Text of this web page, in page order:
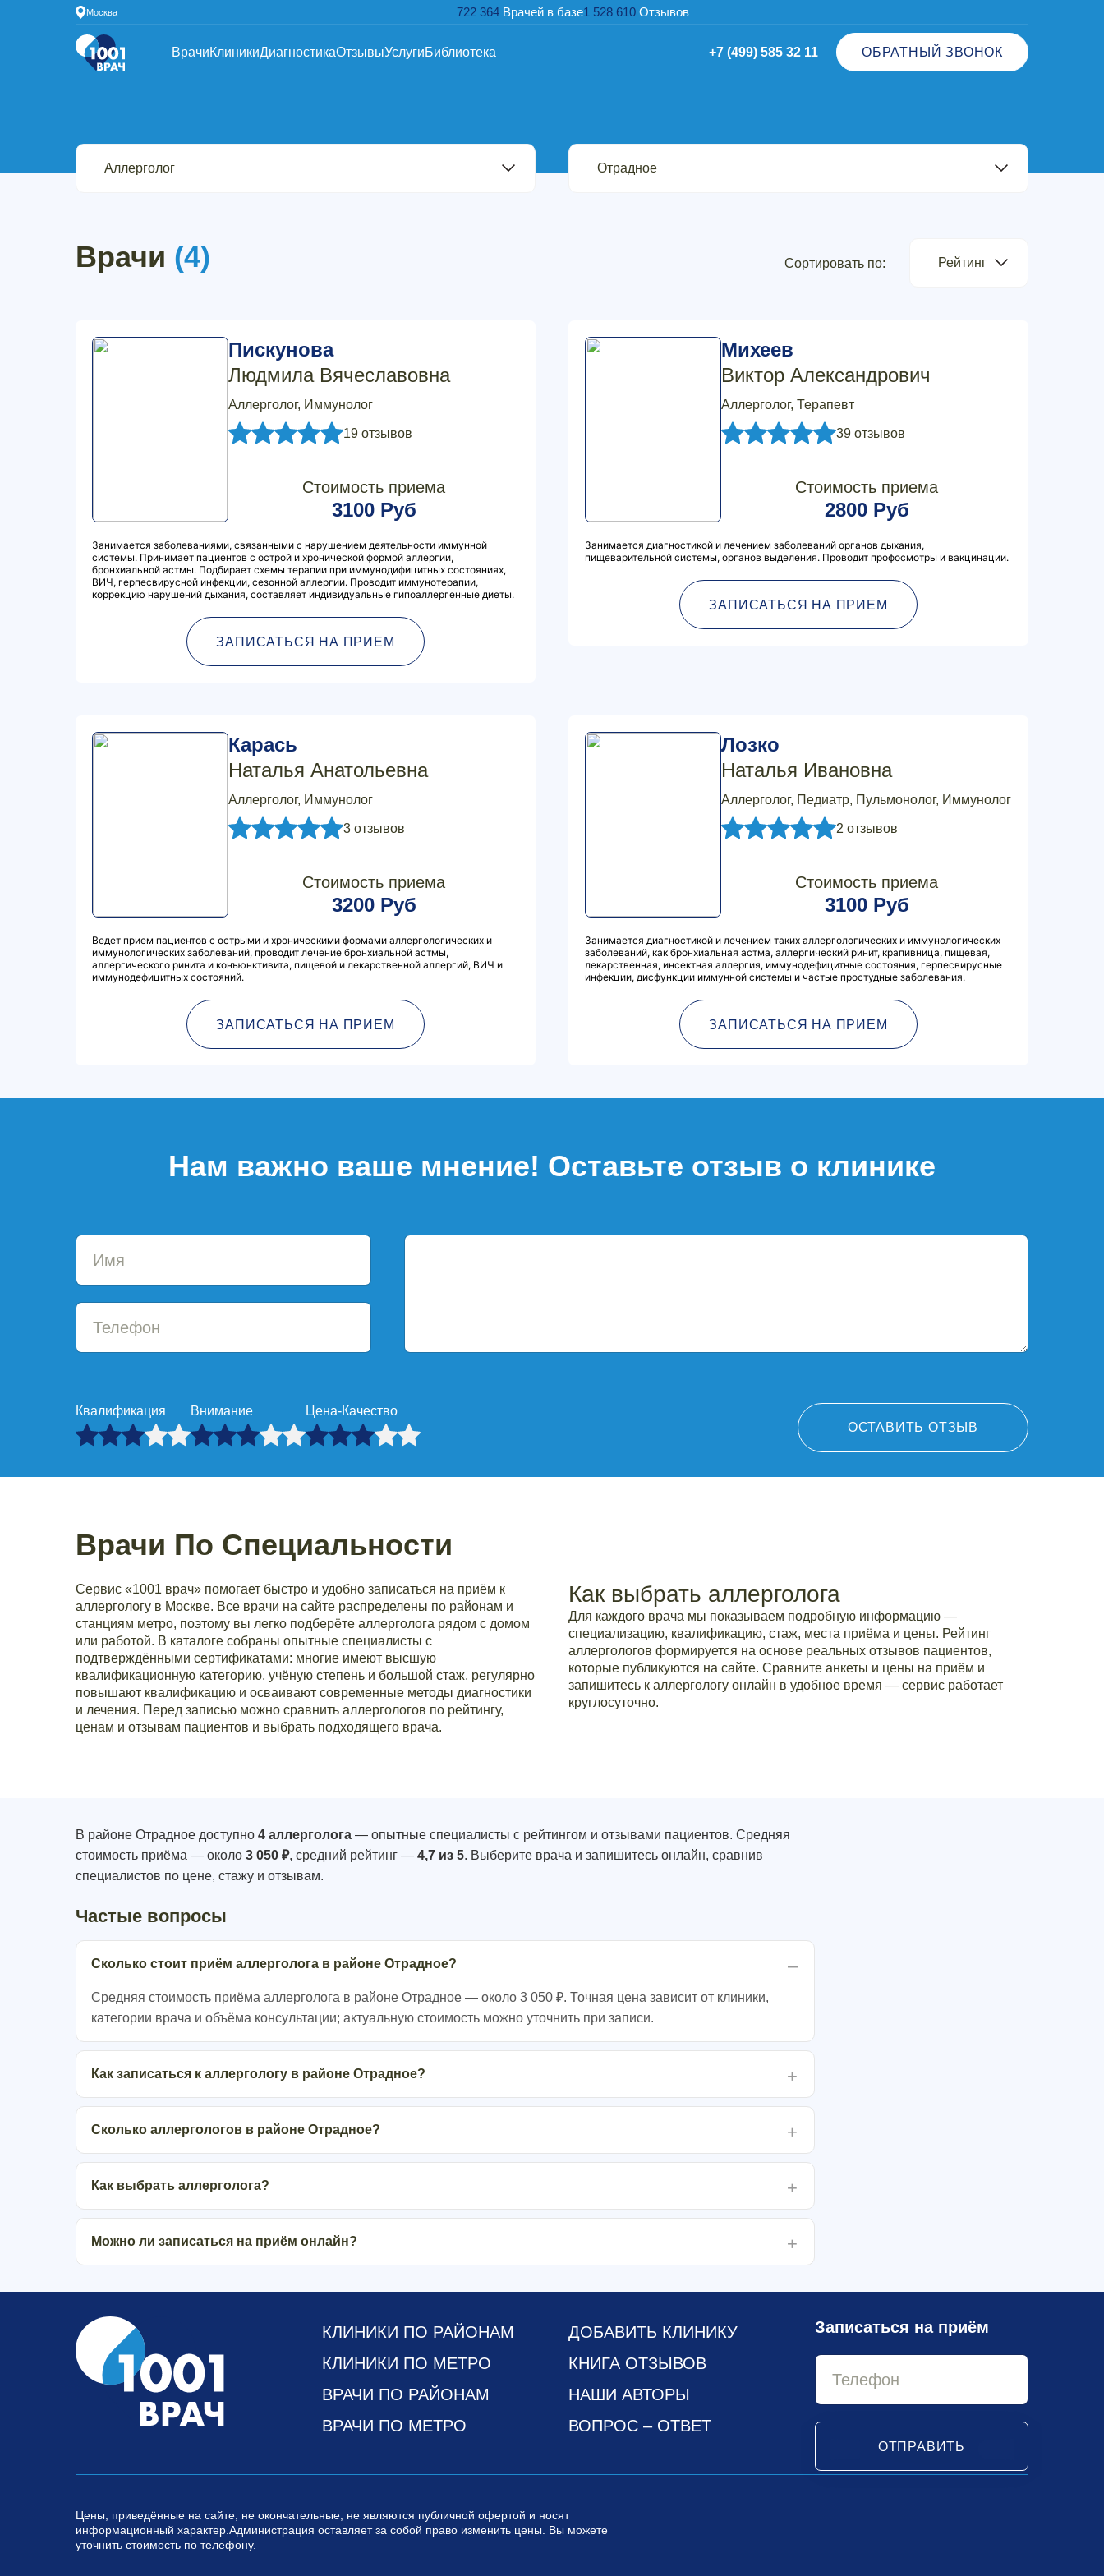
Москва 722 364 Врачей в базе1 528 610 Отзывов
ВрачиКлиникиДиагностикаОтзывыУслугиБиблиотека +7 (499) 585 32 11 ОБРАТНЫЙ ЗВОНОК
Врачи (4) Сортировать по: Рейтинг
Пискунова
Людмила Вячеславовна
Аллерголог, Иммунолог
19 отзывов
Стоимость приема
3100 Руб
Занимается заболеваниями, связанными с нарушением деятельности иммунной
системы. Принимает пациентов с острой и хронической формой аллергии,
бронхиальной астмы. Подбирает схемы терапии при иммунодифицитных состояниях,
ВИЧ, герпесвирусной инфекции, сезонной аллергии. Проводит иммунотерапии,
коррекцию нарушений дыхания, составляет индивидуальные гипоаллергенные диеты.
ЗАПИСАТЬСЯ НА ПРИЕМ
Михеев
Виктор Александрович
Аллерголог, Терапевт
39 отзывов
Стоимость приема
2800 Руб
Занимается диагностикой и лечением заболеваний органов дыхания,
пищеварительной системы, органов выделения. Проводит профосмотры и вакцинации.
ЗАПИСАТЬСЯ НА ПРИЕМ
Карась
Наталья Анатольевна
Аллерголог, Иммунолог
3 отзывов
Стоимость приема
3200 Руб
Ведет прием пациентов с острыми и хроническими формами аллергологических и
иммунологических заболеваний, проводит лечение бронхиальной астмы,
аллергического ринита и конъюнктивита, пищевой и лекарственной аллергий, ВИЧ и
иммунодефицитных состояний.
ЗАПИСАТЬСЯ НА ПРИЕМ
Лозко
Наталья Ивановна
Аллерголог, Педиатр, Пульмонолог, Иммунолог
2 отзывов
Стоимость приема
3100 Руб
Занимается диагностикой и лечением таких аллергологических и иммунологических
заболеваний, как бронхиальная астма, аллергический ринит, крапивница, пищевая,
лекарственная, инсектная аллергия, иммунодефицитные состояния, герпесвирусные
инфекции, дисфункции иммунной системы и частые простудные заболевания.
ЗАПИСАТЬСЯ НА ПРИЕМ
Нам важно ваше мнение! Оставьте отзыв о клинике
Квалификация Внимание
Цена-Качество
ОСТАВИТЬ ОТЗЫВ
Врачи По Специальности
Сервис «1001 врач» помогает быстро и удобно записаться на приём к
аллергологу в Москве. Все врачи на сайте распределены по районам и
станциям метро, поэтому вы легко подберёте аллерголога рядом с домом
или работой. В каталоге собраны опытные специалисты с
подтверждёнными сертификатами: многие имеют высшую
квалификационную категорию, учёную степень и большой стаж, регулярно
повышают квалификацию и осваивают современные методы диагностики
и лечения. Перед записью можно сравнить аллергологов по рейтингу,
ценам и отзывам пациентов и выбрать подходящего врача.
Как выбрать аллерголога
Для каждого врача мы показываем подробную информацию —
специализацию, квалификацию, стаж, места приёма и цены. Рейтинг
аллергологов формируется на основе реальных отзывов пациентов,
которые публикуются на сайте. Сравните анкеты и цены на приём и
запишитесь к аллергологу онлайн в удобное время — сервис работает
круглосуточно.
В районе Отрадное доступно 4 аллерголога — опытные специалисты с рейтингом и отзывами пациентов. Средняя
стоимость приёма — около 3 050 ₽, средний рейтинг — 4,7 из 5. Выберите врача и запишитесь онлайн, сравнив
специалистов по цене, стажу и отзывам.
Частые вопросы
Сколько стоит приём аллерголога в районе Отрадное?
Средняя стоимость приёма аллерголога в районе Отрадное — около 3 050 ₽. Точная цена зависит от клиники,
категории врача и объёма консультации; актуальную стоимость можно уточнить при записи.
Как записаться к аллергологу в районе Отрадное?
Сколько аллергологов в районе Отрадное?
Как выбрать аллерголога?
Можно ли записаться на приём онлайн?
КЛИНИКИ ПО РАЙОНАМ
КЛИНИКИ ПО МЕТРО
ВРАЧИ ПО РАЙОНАМ
ВРАЧИ ПО МЕТРО
ДОБАВИТЬ КЛИНИКУ
КНИГА ОТЗЫВОВ
НАШИ АВТОРЫ
ВОПРОС – ОТВЕТ
Записаться на приём
ОТПРАВИТЬ
Цены, приведённые на сайте, не окончательные, не являются публичной офертой и носят
информационный характер.Администрация оставляет за собой право изменить цены. Вы можете
уточнить стоимость по телефону.